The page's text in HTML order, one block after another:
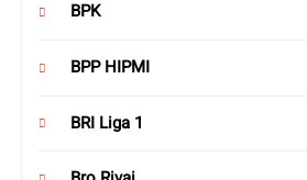
BPK
BPP HIPMI
BRI Liga 1